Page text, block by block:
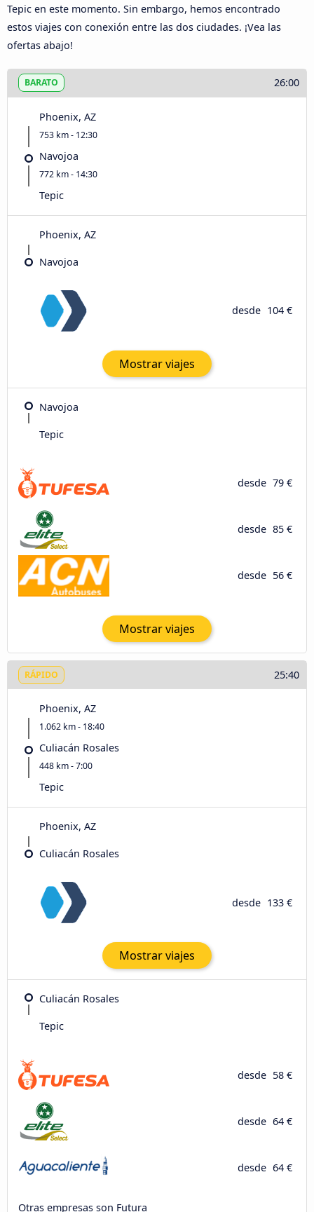
Tepic en este momento. Sin embargo, hemos encontrado
estos viajes con conexión entre las dos ciudades. ¡Vea las
ofertas abajo!
BARATO 26:00
Phoenix, AZ
753 km - 12:30
Navojoa
772 km - 14:30
Tepic
Phoenix, AZ
Navojoa
desde 104 €
Mostrar viajes
Navojoa
Tepic
desde 79 €
desde 85 €
desde 56 €
Mostrar viajes
RÁPIDO 25:40
Phoenix, AZ
1.062 km - 18:40
Culiacán Rosales
448 km - 7:00
Tepic
Phoenix, AZ
Culiacán Rosales
desde 133 €
Mostrar viajes
Culiacán Rosales
Tepic
desde 58 €
desde 64 €
desde 64 €
Otras empresas son Futura